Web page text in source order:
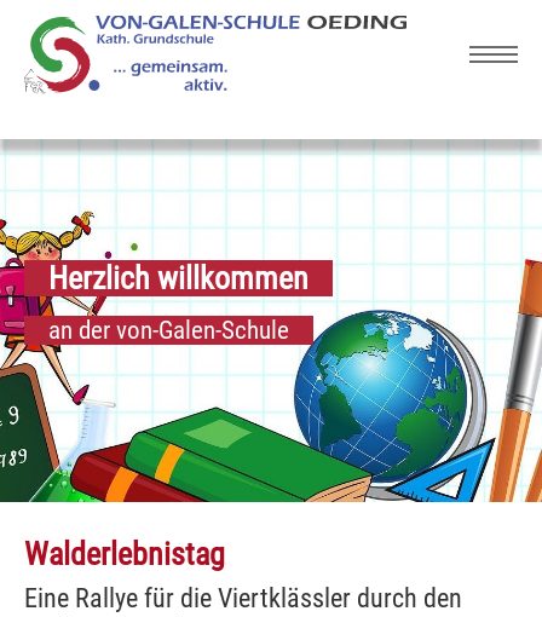
Skip to main navigation
Zum Hauptinhalt springen
Skip to page footer
Herzlich willkommen
an der von-Galen-Schule
Walderlebnistag
Eine Rallye für die Viertklässler durch den